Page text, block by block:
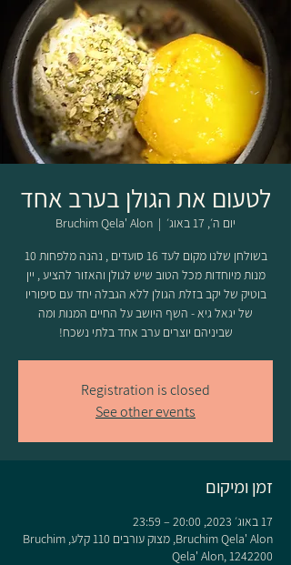
לטעום את הגולן בערב אחד
יום ה׳, 17 באוג׳
  |
Bruchim Qela' Alon
בשולחן שלנו מקום לעד 16 סועדים , נהנה מלפחות 10
מנות מיוחדות מכל הטוב שיש לגולן והאזור להציע , יין
בוטיק של יקב בזלת הגולן ללא הגבלה יחד עם סיפוריו
של יגאל גיא - השף היושב על החיים המנות ומה
שביניהם יוצרים ערב אחד בלתי נשכח!
Registration is closed
See other events
זמן ומיקום
17 באוג׳ 2023, 20:00 – 23:59
Bruchim Qela' Alon, מצוק עורבים 110 קלע, Bruchim
Qela' Alon, 1242200